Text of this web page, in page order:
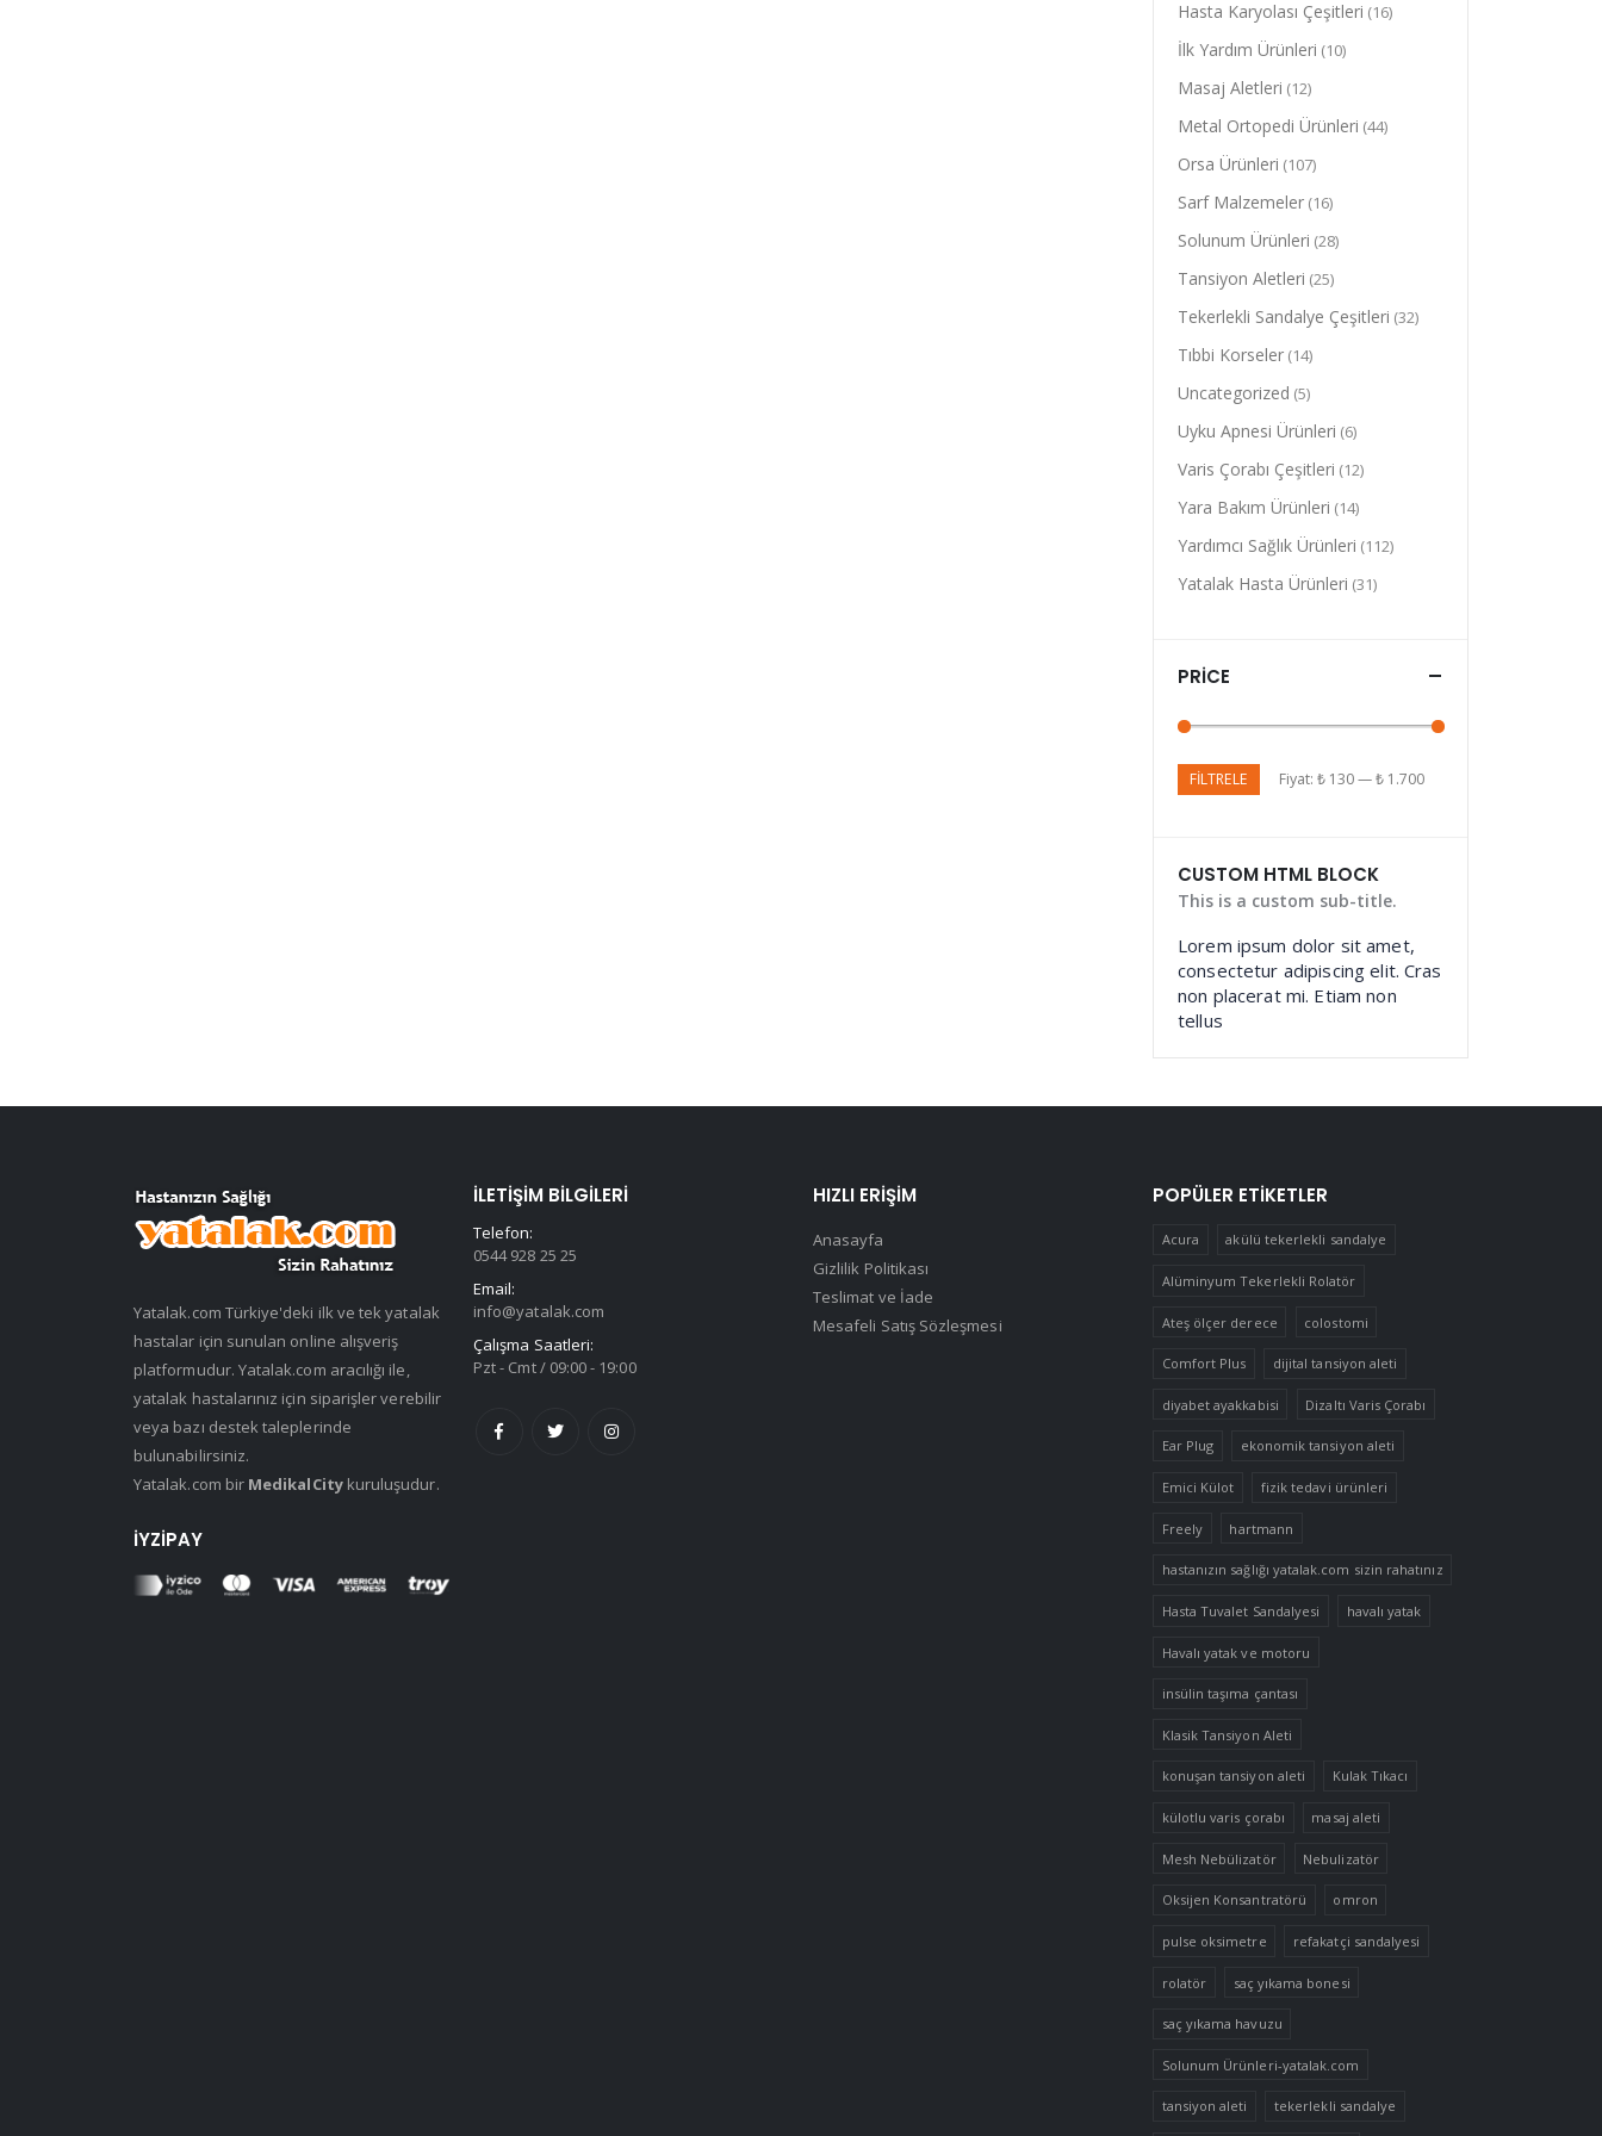
Hasta Karyolası Çeşitleri (16)
İlk Yardım Ürünleri (10)
Masaj Aletleri (12)
Metal Ortopedi Ürünleri (44)
Orsa Ürünleri (107)
Sarf Malzemeler (16)
Solunum Ürünleri (28)
Tansiyon Aletleri (25)
Tekerlekli Sandalye Çeşitleri (32)
Tıbbi Korseler (14)
Uncategorized (5)
Uyku Apnesi Ürünleri (6)
Varis Çorabı Çeşitleri (12)
Yara Bakım Ürünleri (14)
Yardımcı Sağlık Ürünleri (112)
Yatalak Hasta Ürünleri (31)
PRICE
FILTRELE Fiyat: ₺ 130—₺ 1.700
CUSTOM HTML BLOCK
This is a custom sub-title.
Lorem ipsum dolor sit amet,
consectetur adipiscing elit. Cras
non placerat mi. Etiam non
tellus
Yatalak.com Türkiye'deki ilk ve tek yatalak
hastalar için sunulan online alışveriş
platformudur. Yatalak.com aracılığı ile,
yatalak hastalarınız için siparişler verebilir
veya bazı destek taleplerinde
bulunabilirsiniz.
Yatalak.com bir MedikalCitykuruluşudur.
İYZIPAY
İLETIŞIM BILGILERI
Telefon:
0544 928 25 25
Email:
info@yatalak.com
Çalışma Saatleri:
Pzt - Cmt / 09:00 - 19:00
HIZLI ERIŞIM
Anasayfa
Gizlilik Politikası
Teslimat ve İade
Mesafeli Satış Sözleşmesi
POPÜLER ETIKETLER
Acura akülü tekerlekli sandalye
Alüminyum Tekerlekli Rolatör
Ateş ölçer derece colostomi
Comfort Plus dijital tansiyon aleti
diyabet ayakkabisi Dizaltı Varis Çorabı
Ear Plug ekonomik tansiyon aleti
Emici Külot fizik tedavi ürünleri
Freely hartmann
hastanızın sağlığı yatalak.com sizin rahatınız
Hasta Tuvalet Sandalyesi havalı yatak
Havalı yatak ve motoru
insülin taşıma çantası
Klasik Tansiyon Aleti
konuşan tansiyon aleti Kulak Tıkacı
külotlu varis çorabı masaj aleti
Mesh Nebülizatör Nebulizatör
Oksijen Konsantratörü omron
pulse oksimetre refakatçi sandalyesi
rolatör saç yıkama bonesi
saç yıkama havuzu
Solunum Ürünleri-yatalak.com
tansiyon aleti tekerlekli sandalye